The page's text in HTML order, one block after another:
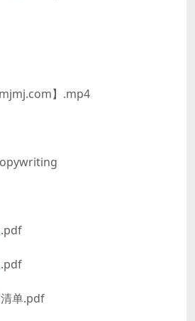
】.mp4
.pdf
.pdf
清单.pdf